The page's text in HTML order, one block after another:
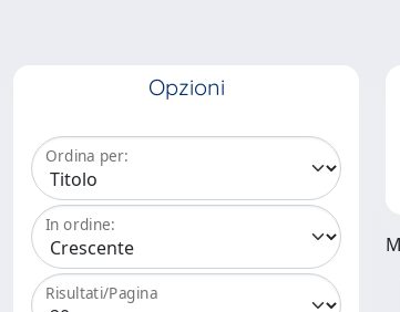
Opzioni
Ordina per:
In ordine:
Risultati/Pagina